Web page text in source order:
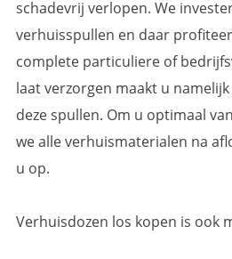
schadevrij verlopen. We
verhuisspullen en daar
complete particuliere of
laat verzorgen maakt u
deze spullen. Om u optimaal
we alle verhuismaterialen na
u op.
Verhuisdozen los kopen is ook